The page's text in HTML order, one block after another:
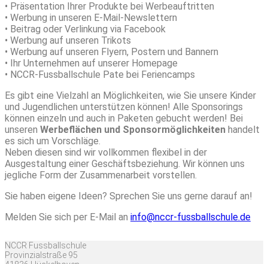
• Präsentation Ihrer Produkte bei Werbeauftritten
• Werbung in unseren E-Mail-Newslettern
• Beitrag oder Verlinkung via Facebook
• Werbung auf unseren Trikots
• Werbung auf unseren Flyern, Postern und Bannern
• Ihr Unternehmen auf unserer Homepage
• NCCR-Fussballschule Pate bei Feriencamps
Es gibt eine Vielzahl an Möglichkeiten, wie Sie unsere Kinder
und Jugendlichen unterstützen können! Alle Sponsorings
können einzeln und auch in Paketen gebucht werden! Bei
unseren Werbeflächen und Sponsormöglichkeiten handelt
es sich um Vorschläge.
Neben diesen sind wir vollkommen flexibel in der
Ausgestaltung einer Geschäftsbeziehung. Wir können uns
jegliche Form der Zusammenarbeit vorstellen.
Sie haben eigene Ideen? Sprechen Sie uns gerne darauf an!
Melden Sie sich per E-Mail an info@nccr-fussballschule.de
NCCR Fussballschule
Provinzialstraße 95